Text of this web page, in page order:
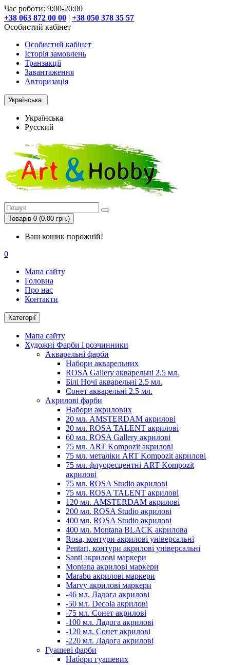
Час роботи: 9:00-20:00
+38 063 872 00 00 | +38 050 378 35 57
Особистий кабінет
Особистий кабінет
Історія замовлень
Транзакції
Завантаження
Авторизація
Українська
Українська
Русский
Товарів 0 (0.00 грн.)
Ваш кошик порожній!
0
Мапа сайту
Головна
Про нас
Контакти
Категорії
Мапа сайту
Художні Фарби і розчинники
Акварельні фарби
Набори акварельних
ROSA Gallery акварельні 2.5 мл.
Білі Ночі акварельні 2.5 мл.
Сонет акварельні 2.5 мл.
Акрилові фарби
Набори акрилових
20 мл. AMSTERDAM акрилові
20 мл. ROSA TALENT акрилові
60 мл. ROSA Gallery акрилові
75 мл. ART Kompozit акрилові
75 мл. металіки ART Kompozit акрилові
75 мл. флуоресцентні ART Kompozit
акрилові
75 мл. ROSA Studio акрилові
75 мл. ROSA TALENT акрилові
120 мл. AMSTERDAM акрилові
200 мл. ROSA Studio акрилові
400 мл. ROSA Studio акрилові
400 мл. Montana BLACK акрилова
Rosa, контури акрилові універсальні
Pentart, контури акрилові універсальні
Santi акрилові маркери
Montana акрилові маркери
Marabu акрилові маркери
Marvy акрилові маркери
-46 мл. Ладога акрилові
-50 мл. Decola акрилові
-75 мл. Сонет акрилові
-100 мл. Ладога акрилові
-120 мл. Сонет акрилові
-220 мл. Ладога акрилові
Гуашеві фарби
Набори гуашевих